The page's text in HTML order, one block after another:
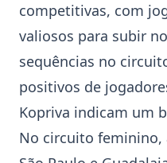
competitivas, com
valiosos para subir
sequências no
positivos de
Kopriva indicam um
No circuito feminino,